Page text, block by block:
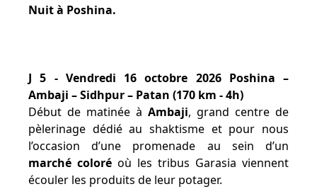
Nuit à Poshina.
J 5 - Vendredi 16 octobre 2026 Poshina –
Ambaji – Sidhpur – Patan (170 km - 4h)
Début de matinée à Ambaji, grand centre de
pèlerinage dédié au shaktisme et pour nous
l’occasion d’une promenade au sein d’un
marché coloré où les tribus Garasia viennent
écouler les produits de leur potager.